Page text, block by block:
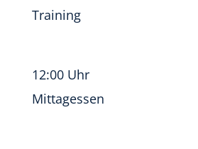
Training
12:00 Uhr
Mittagessen